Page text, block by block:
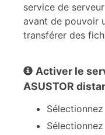
service de
avant de pouvoir
transférer des
Activer le
ASUSTOR
Sélectionnez
Sélectionnez